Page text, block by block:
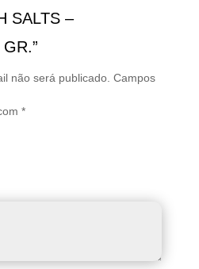
SALTS –
não será publicado. Campos
*